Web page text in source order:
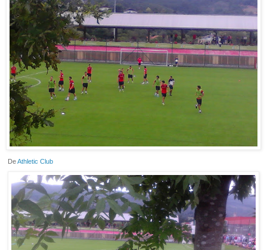
DeAthletic Club